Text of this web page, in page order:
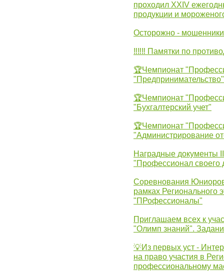
проходил XXIV
продукции и
Осторожно -
‼‼‼ Памятки по
🏆Чемпионат
"Предпринимательство"
🏆Чемпионат
"Бухгалтерский учет"
🏆Чемпионат
"Администрирование
Наградные документы
"Профессионал своего
Соревнования
рамках Регионального
"ПРофессионалы"
Приглашаем всех к
"Олимп знаний".
💡Из первых уст -
на право участия в
профессиональному